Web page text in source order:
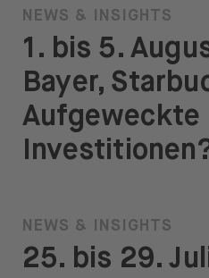
NEWS & INSIGHTS
1. bis 5.
Bayer,
Aufgeweckte
NEWS & INSIGHTS
25. bis 29. Juli